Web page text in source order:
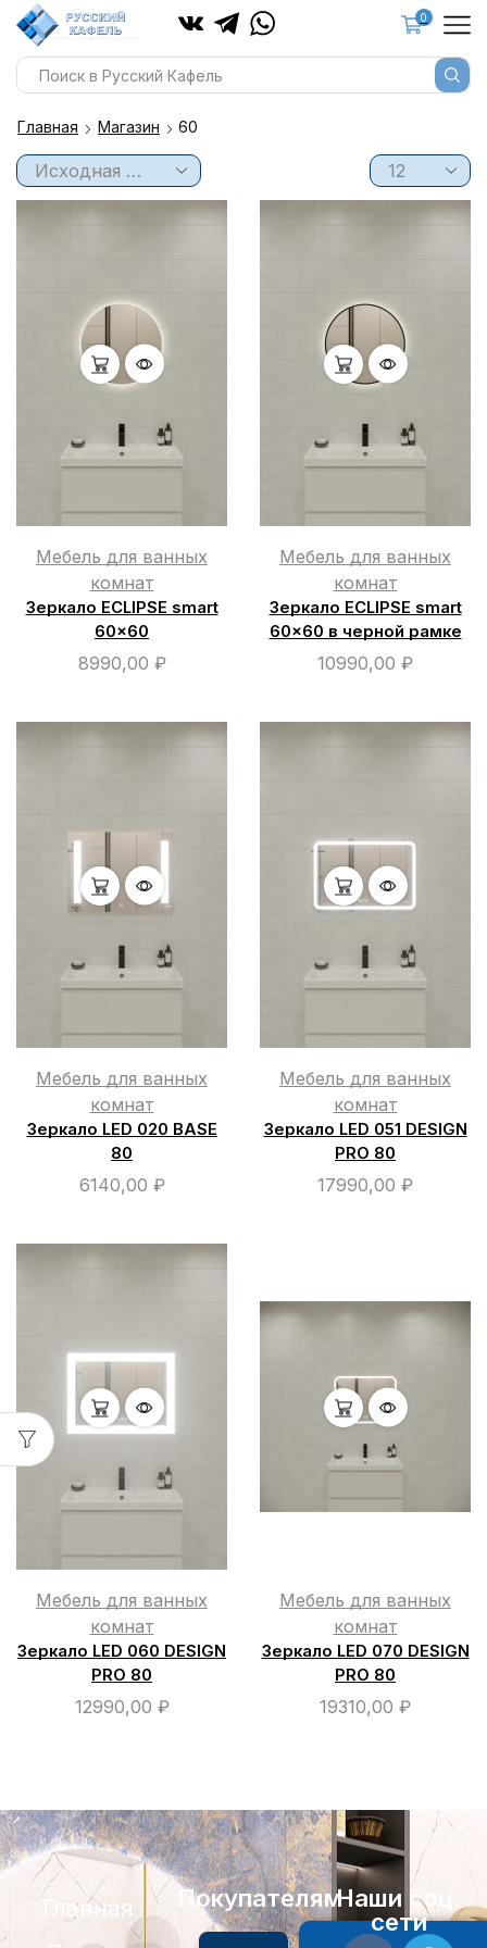
0
Главная Магазин 60
Мебель для ванных
комнат
Зеркало ECLIPSE smart
60×60
8990,00 ₽
Мебель для ванных
комнат
Зеркало ECLIPSE smart
60×60 в черной рамке
10990,00 ₽
Мебель для ванных
комнат
Зеркало LED 020 BASE
80
6140,00 ₽
Мебель для ванных
комнат
Зеркало LED 051 DESIGN
PRO 80
17990,00 ₽
Мебель для ванных
комнат
Зеркало LED 060 DESIGN
PRO 80
12990,00 ₽
Мебель для ванных
комнат
Зеркало LED 070 DESIGN
PRO 80
19310,00 ₽
Главная
ПокупателямНаши соц.
сети